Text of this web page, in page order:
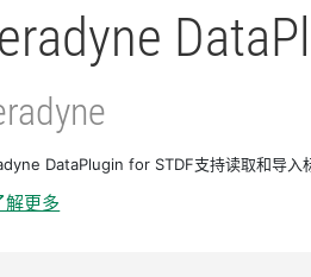
DataPlugin for STDF支持读取和导入
解更多